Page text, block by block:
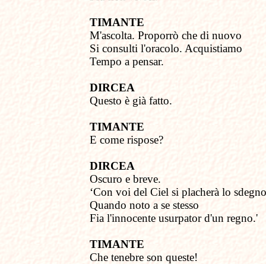
TIMANTE
M'ascolta. Proporrò che di nuovo
Si consulti l'oracolo. Acquistiamo
Tempo a pensar.
DIRCEA
Questo è già fatto.
TIMANTE
E come rispose?
DIRCEA
Oscuro e breve.
‘Con voi del Ciel si placherà lo
Quando noto a se stesso
Fia l'innocente usurpator d'un regno.'
TIMANTE
Che tenebre son queste!